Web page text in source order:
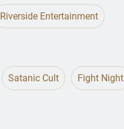
Riverside Entertainment
Satanic Cult Fight Night